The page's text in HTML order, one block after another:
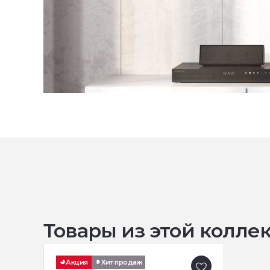
Товары из этой
Акция Хит продаж